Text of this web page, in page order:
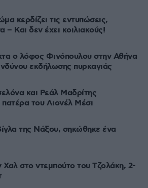
κερδίζει τις εντυπώσεις,
Και δεν έχει κοιλιακούς!
ο λόφος Φινόπουλου στην Αθήνα
εκδήλωσης πυρκαγιάς
και Ρεάλ Μαδρίτης
πατέρα του Λιονέλ Μέσι
της Νάξου, σηκώθηκε ένα
Χαλ στο ντεμπούτο του Τζολάκη, 2-